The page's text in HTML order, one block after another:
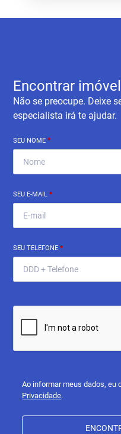
Encontrar
Não se preocupe. Deixe
especialista irá te ajudar.
SEU NOME*
SEU E-MAIL*
SEU TELEFONE*
Ao informar meus dados, eu
Privacidade.